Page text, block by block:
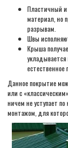
Пластичный и
материал, но
разрывам.
Швы
Крыша
укладывается
естественное
Данное покрытие
или с
ничем не уступает
монтажом, для